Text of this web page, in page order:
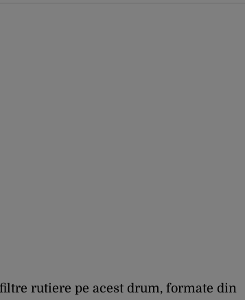
rutiere pe acest drum, formate din